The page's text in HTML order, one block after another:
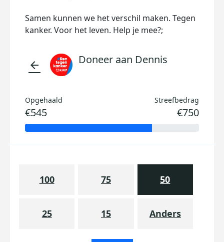
Samen kunnen we het verschil maken. Tegen
kanker. Voor het leven. Help je mee?;
arrow_back Doneer aan Dennis
Opgehaald
€545
Streefbedrag
€750
100 75 50
25 15 Anders